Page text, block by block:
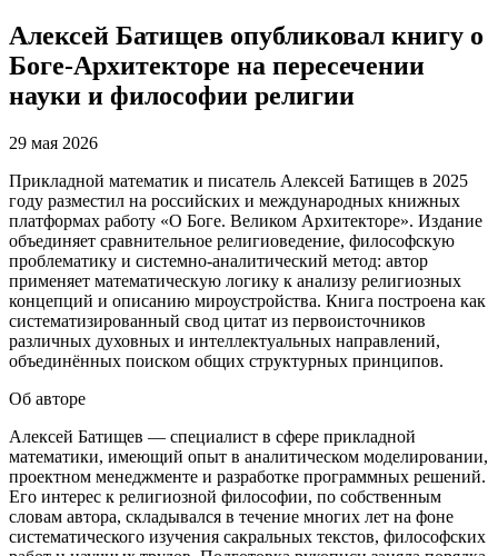
Алексей Батищев опубликовал книгу о
Боге-Архитекторе на пересечении
науки и философии религии
29 мая 2026
Прикладной математик и писатель Алексей Батищев в 2025
году разместил на российских и международных книжных
платформах работу «О Боге. Великом Архитекторе». Издание
объединяет сравнительное религиоведение, философскую
проблематику и системно-аналитический метод: автор
применяет математическую логику к анализу религиозных
концепций и описанию мироустройства. Книга построена как
систематизированный свод цитат из первоисточников
различных духовных и интеллектуальных направлений,
объединённых поиском общих структурных принципов.
Об авторе
Алексей Батищев — специалист в сфере прикладной
математики, имеющий опыт в аналитическом моделировании,
проектном менеджменте и разработке программных решений.
Его интерес к религиозной философии, по собственным
словам автора, складывался в течение многих лет на фоне
систематического изучения сакральных текстов, философских